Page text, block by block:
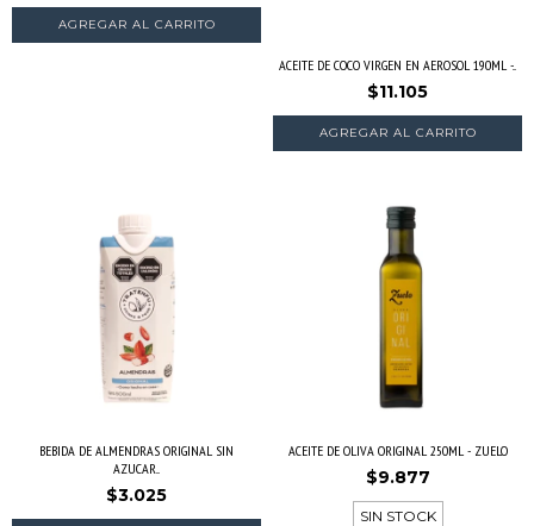
ACEITE DE COCO VIRGEN EN AEROSOL 190ML -...
$11.105
BEBIDA DE ALMENDRAS ORIGINAL SIN
AZUCAR...
$3.025
ACEITE DE OLIVA ORIGINAL 250ML - ZUELO
$9.877
SIN STOCK